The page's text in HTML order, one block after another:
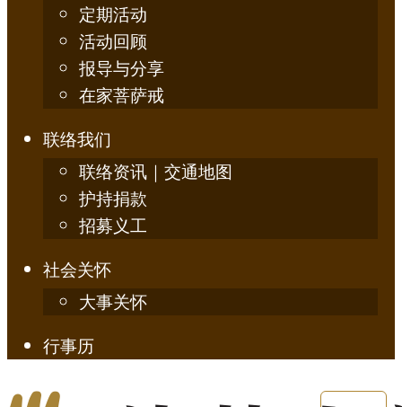
定期活动
活动回顾
报导与分享
在家菩萨戒
联络我们
联络资讯｜交通地图
护持捐款
招募义工
社会关怀
大事关怀
行事历